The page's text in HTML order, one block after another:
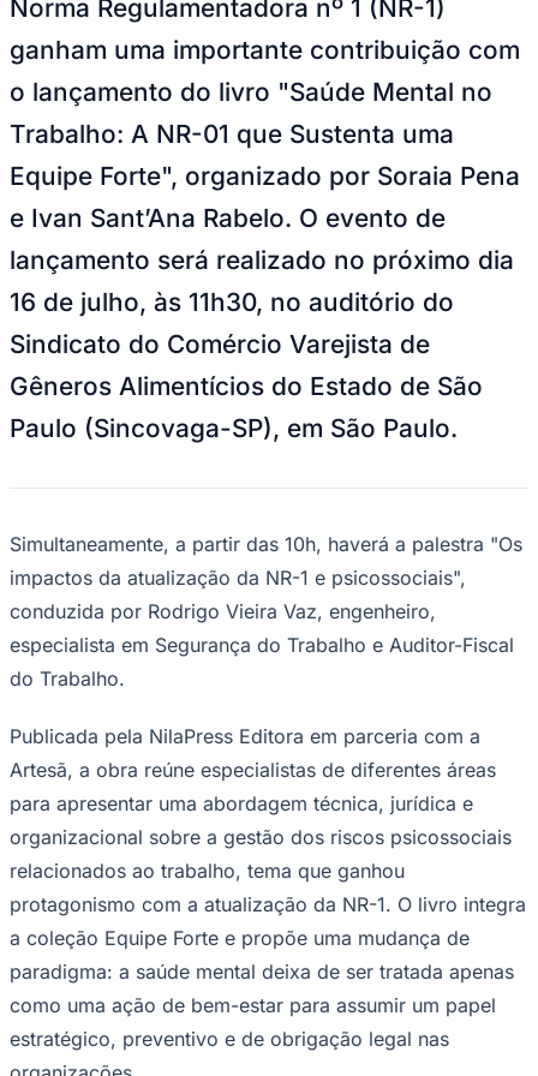
NBA
Fórmula 1
Tênis (ATP)
NHL
Vôlei
NBB
Brasileirão Série B
Copa do Brasil
Libertadores
Sul-Americana
Copa América
Champions League
Norma Regulamentadora nº 1 (NR-1)
ganham uma importante contribuição com
o lançamento do livro "Saúde Mental no
Trabalho: A NR-01 que Sustenta uma
Equipe Forte", organizado por Soraia Pena
e Ivan Sant’Ana Rabelo. O evento de
lançamento será realizado no próximo dia
16 de julho, às 11h30, no auditório do
Sindicato do Comércio Varejista de
Gêneros Alimentícios do Estado de São
Paulo (Sincovaga-SP), em São Paulo.
Simultaneamente, a partir das 10h, haverá a palestra "Os
impactos da atualização da NR-1 e psicossociais",
conduzida por Rodrigo Vieira Vaz, engenheiro,
especialista em Segurança do Trabalho e Auditor-Fiscal
do Trabalho.
Publicada pela NilaPress Editora em parceria com a
Artesã, a obra reúne especialistas de diferentes áreas
para apresentar uma abordagem técnica, jurídica e
organizacional sobre a gestão dos riscos psicossociais
relacionados ao trabalho, tema que ganhou
protagonismo com a atualização da NR-1. O livro integra
a coleção Equipe Forte e propõe uma mudança de
paradigma: a saúde mental deixa de ser tratada apenas
como uma ação de bem-estar para assumir um papel
estratégico, preventivo e de obrigação legal nas